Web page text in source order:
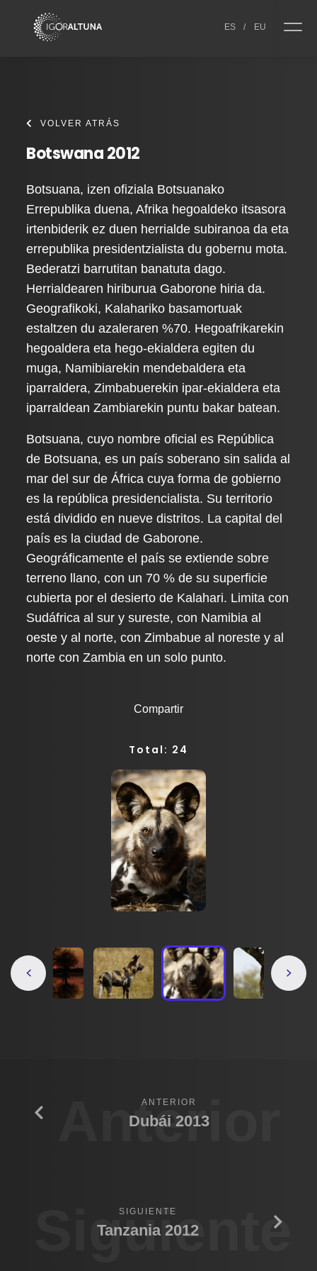
ES / EU
VOLVER ATRÁS
Botswana 2012
Botsuana, izen ofiziala Botsuanako
Errepublika duena, Afrika hegoaldeko itsasora
irtenbiderik ez duen herrialde subiranoa da eta
errepublika presidentzialista du gobernu mota.
Bederatzi barrutitan banatuta dago.
Herrialdearen hiriburua Gaborone hiria da.
Geografikoki, Kalahariko basamortuak
estaltzen du azaleraren %70. Hegoafrikarekin
hegoaldera eta hego-ekialdera egiten du
muga, Namibiarekin mendebaldera eta
iparraldera, Zimbabuerekin ipar-ekialdera eta
iparraldean Zambiarekin puntu bakar batean.
Botsuana, cuyo nombre oficial es República
de Botsuana, es un país soberano sin salida al
mar del sur de África cuya forma de gobierno
es la república presidencialista. Su territorio
está dividido en nueve distritos. La capital del
país es la ciudad de Gaborone.
Geográficamente el país se extiende sobre
terreno llano, con un 70 % de su superficie
cubierta por el desierto de Kalahari. Limita con
Sudáfrica al sur y sureste, con Namibia al
oeste y al norte, con Zimbabue al noreste y al
norte con Zambia en un solo punto.
Compartir
Total: 24
Anterior
ANTERIOR
Dubái 2013
Siguiente
SIGUIENTE
Tanzania 2012